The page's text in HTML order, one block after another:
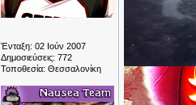
Ένταξη: 02 Ιούν 2007
Δημοσιεύσεις: 772
Τοποθεσία: Θεσσαλονίκη